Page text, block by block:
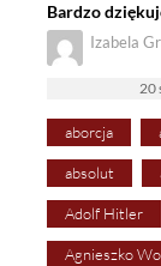
Bardzo
Izabela
20
aborcja
absolut
Adolf Hitler
Agnieszko